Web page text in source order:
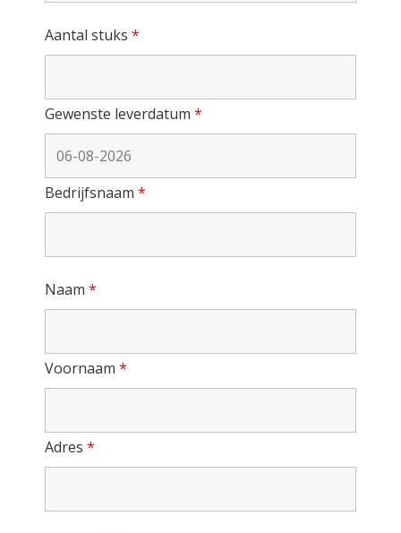
Aantal stuks *
Gewenste leverdatum *
Bedrijfsnaam *
Naam *
Voornaam *
Adres *